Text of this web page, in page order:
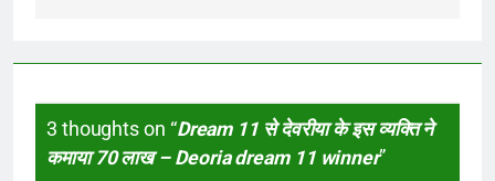
3 thoughts on “Dream 11 से देवरीया के इस व्यक्ति ने
कमाया 70 लाख – Deoria dream 11 winner”